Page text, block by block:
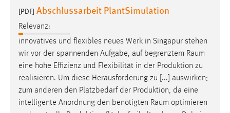
[PDF] Abschlussarbeit PlantSimulation
Relevanz:
innovatives und flexibles neues Werk in Singapur stehen
wir vor der spannenden Aufgabe, auf begrenztem Raum
eine hohe Effizienz und Flexibilität in der Produktion zu
realisieren. Um diese Herausforderung zu [...] auswirken;
zum anderen den Platzbedarf der Produktion, da eine
intelligente Anordnung den benötigten Raum optimieren
Anbieter:
Facebook
Zweck:
Cookie Laufzeit:
3 Monate